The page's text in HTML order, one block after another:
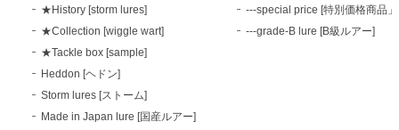
★History [storm lures]
★Collection [wiggle wart]
★Tackle box [sample]
Heddon [ヘドン]
Storm lures [ストーム]
Made in Japan lure [国産ルアー]
---special price [特別価格商品」
---grade-B lure [B級ルアー]